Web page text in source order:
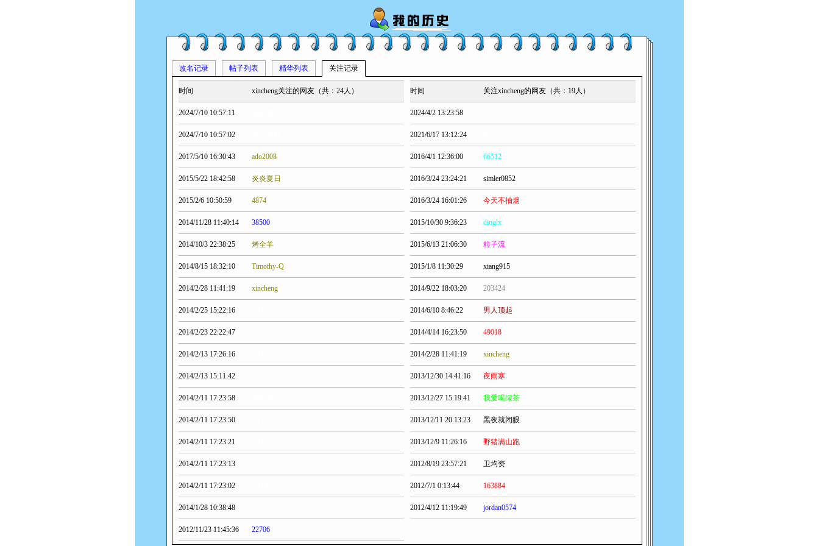
改名记录 帖子列表 精华列表 关注记录
时间 xincheng关注的网友（共：24人）
2024/7/10 10:57:11
2024/7/10 10:57:02
2017/5/10 16:30:43 ado2008
2015/5/22 18:42:58 炎炎夏日
2015/2/6 10:50:59 4874
2014/11/28 11:40:14 38500
2014/10/3 22:38:25 烤全羊
2014/8/15 18:32:10 Timothy-Q
2014/2/28 11:41:19 xincheng
2014/2/25 15:22:16
2014/2/23 22:22:47
2014/2/13 17:26:16
2014/2/13 15:11:42
2014/2/11 17:23:58
2014/2/11 17:23:50
2014/2/11 17:23:21
2014/2/11 17:23:13
2014/2/11 17:23:02
2014/1/28 10:38:48
2012/11/23 11:45:36 22706
时间 关注xincheng的网友（共：19人）
2024/4/2 13:23:58
2021/6/17 13:12:24
2016/4/1 12:36:00 66512
2016/3/24 23:24:21 simler0852
2016/3/24 16:01:26 今天不抽烟
2015/10/30 9:36:23 dinglx
2015/6/13 21:06:30 粒子流
2015/1/8 11:30:29 xiang915
2014/9/22 18:03:20 203424
2014/6/10 8:46:22 男人顶起
2014/4/14 16:23:50 49018
2014/2/28 11:41:19 xincheng
2013/12/30 14:41:16 夜雨寒
2013/12/27 15:19:41 我爱喝绿茶
2013/12/11 20:13:23 黑夜就闭眼
2013/12/9 11:26:16 野猪满山跑
2012/8/19 23:57:21 卫均资
2012/7/1 0:13:44 163884
2012/4/12 11:19:49 jordan0574